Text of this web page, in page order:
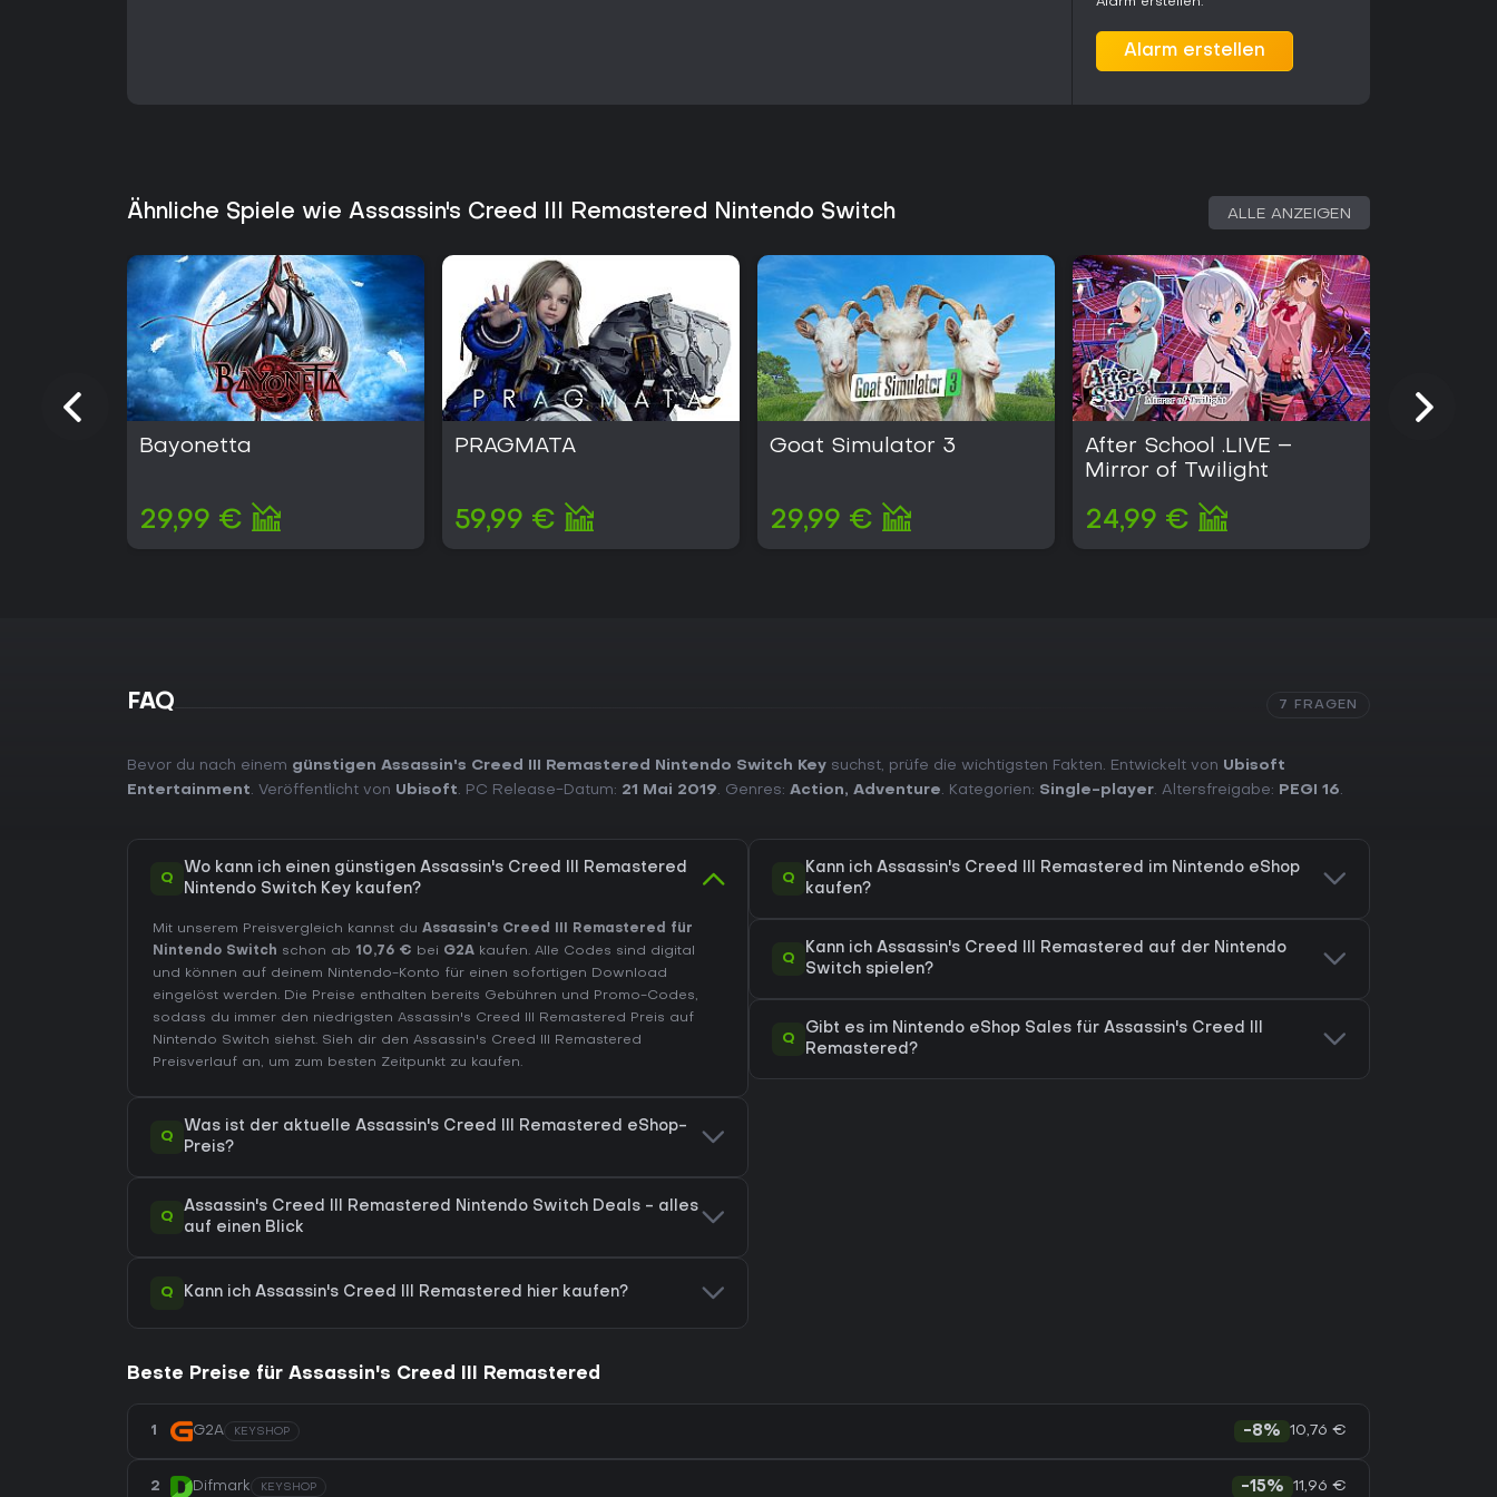
Alarm erstellen
Ähnliche Spiele wie Assassin's Creed III Remastered Nintendo Switch ALLE ANZEIGEN
Bayonetta
29,99 €
PRAGMATA
59,99 €
Goat Simulator 3
29,99 €
After School .LIVE –
Mirror of Twilight
24,99 €
FAQ 7 FRAGEN
Bevor du nach einem günstigen Assassin's Creed III Remastered Nintendo Switch Key suchst, prüfe die wichtigsten Fakten. Entwickelt von Ubisoft
Entertainment. Veröffentlicht von Ubisoft. PC Release-Datum: 21 Mai 2019. Genres: Action, Adventure. Kategorien: Single-player. Altersfreigabe: PEGI 16.
Q
Wo kann ich einen günstigen Assassin's Creed III Remastered
Nintendo Switch Key kaufen?
Mit unserem Preisvergleich kannst du Assassin's Creed III Remastered für
Nintendo Switch schon ab 10,76 € bei G2A kaufen. Alle Codes sind digital
und können auf deinem Nintendo-Konto für einen sofortigen Download
eingelöst werden. Die Preise enthalten bereits Gebühren und Promo-Codes,
sodass du immer den niedrigsten Assassin's Creed III Remastered Preis auf
Nintendo Switch siehst. Sieh dir den Assassin's Creed III Remastered
Preisverlauf an, um zum besten Zeitpunkt zu kaufen.
Q
Was ist der aktuelle Assassin's Creed III Remastered eShop-
Preis?
Q
Assassin's Creed III Remastered Nintendo Switch Deals - alles
auf einen Blick
Q Kann ich Assassin's Creed III Remastered hier kaufen?
Q
Kann ich Assassin's Creed III Remastered im Nintendo eShop
kaufen?
Q
Kann ich Assassin's Creed III Remastered auf der Nintendo
Switch spielen?
Q
Gibt es im Nintendo eShop Sales für Assassin's Creed III
Remastered?
Beste Preise für Assassin's Creed III Remastered
1 G2A KEYSHOP -8% 10,76 €
2 Difmark KEYSHOP -15% 11,96 €